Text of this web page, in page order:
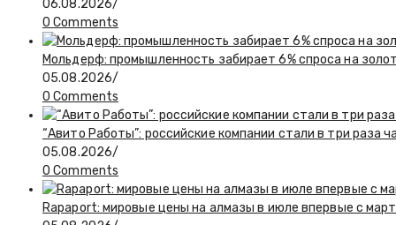
06.08.2026/
0 Comments
Мольдерф: промышленность забирает 6% спроса на
05.08.2026/
0 Comments
“Авито Работы”: российские компании стали в три раза
05.08.2026/
0 Comments
Rapaport: мировые цены на алмазы в июле впервые с